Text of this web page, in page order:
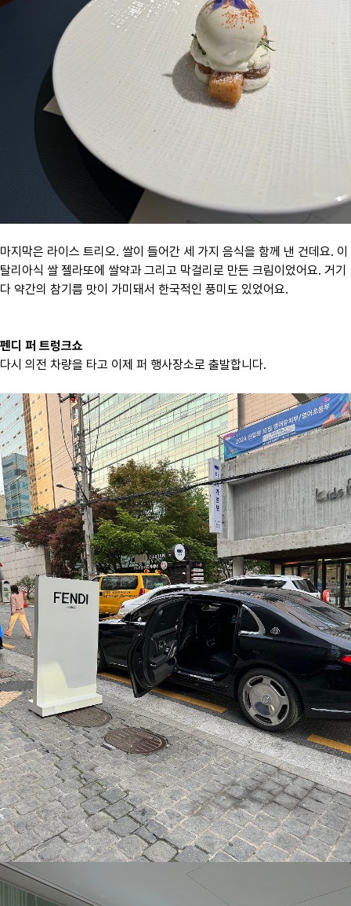
마지막은 라이스 트리오. 쌀이 들어간 세 가지 음식을 함께 낸 건데요. 이
탈리아식 쌀 젤라또에 쌀약과 그리고 막걸리로 만든 크림이었어요. 거기
다 약간의 참기름 맛이 가미돼서 한국적인 풍미도 있었어요.
펜디 퍼 트렁크쇼
다시 의전 차량을 타고 이제 퍼 행사장소로 출발합니다.